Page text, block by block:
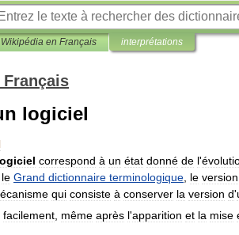
Wikipédia en Français interprétations
logiciel
correspond à un état donné de l'
le Grand dictionnaire terminologique le
qui consiste à conserver la version d'
facilement même après l'apparition et la mise